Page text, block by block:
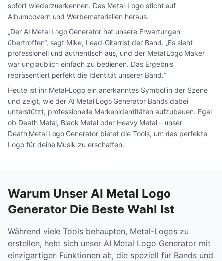
sofort wiederzuerkennen. Das Metal‑Logo sticht auf
Albumcovern und Werbematerialien heraus.
„Der AI Metal Logo Generator hat unsere Erwartungen
übertroffen“, sagt Mike, Lead‑Gitarrist der Band. „Es sieht
professionell und authentisch aus, und der Metal Logo Maker
war unglaublich einfach zu bedienen. Das Ergebnis
repräsentiert perfekt die Identität unserer Band.“
Heute ist ihr Metal‑Logo ein anerkanntes Symbol in der Szene
und zeigt, wie der AI Metal Logo Generator Bands dabei
unterstützt, professionelle Markenidentitäten aufzubauen. Egal
ob Death Metal, Black Metal oder Heavy Metal – unser
Death Metal Logo Generator bietet die Tools, um das perfekte
Logo für deine Musik zu erschaffen.
Warum Unser AI Metal Logo
Generator Die Beste Wahl Ist
Während viele Tools behaupten, Metal-Logos zu
erstellen, hebt sich unser AI Metal Logo Generator mit
einzigartigen Funktionen ab, die speziell für Bands und